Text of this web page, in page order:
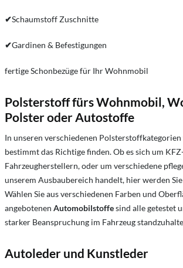
✔Schaumstoff Zuschnitte
✔Gardinen & Befestigungen
fertige Schonbezüge für Ihr Wohnmobil
Polsterstoff fürs Wohnmobil,
Polster oder Autostoffe
In unseren verschiedenen Polsterstoffkategorien
bestimmt das Richtige finden. Ob es sich um
Fahrzeugherstellern, oder um verschiedene
unserem Ausbaubereich handelt, hier werden
Wählen Sie aus verschiedenen Farben und
angebotenen Automobilstoffesind alle getestet
starker Beanspruchung im Fahrzeug
Autoleder und Kunstleder